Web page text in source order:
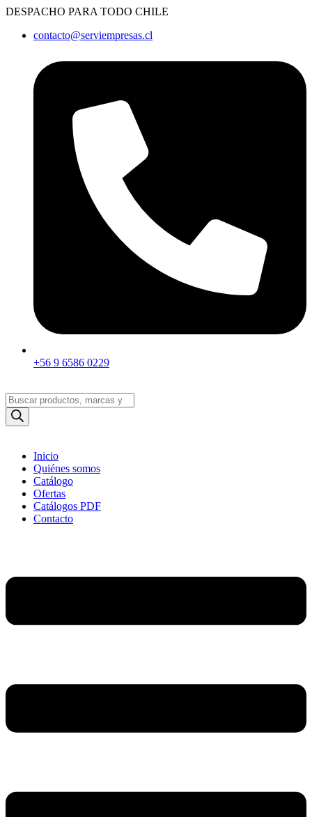
Ir
contenido
DESPACHO PARA TODO CHILE
contacto@serviempresas.cl
+56 9 6586 0229
Búsqueda
de
productos
Inicio
Quiénes somos
Catálogo
Ofertas
Catálogos PDF
Contacto